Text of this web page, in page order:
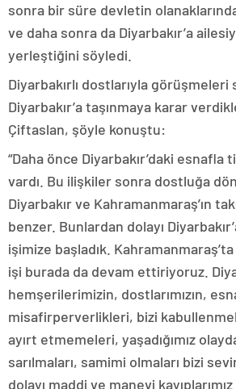
sonra bir süre devletin
ve daha sonra da Diyarbakır’a
yerleştiğini söyledi.
Diyarbakırlı dostlarıyla görüşmeleri
Diyarbakır’a taşınmaya karar
Çiftaslan, şöyle konuştu:
“Daha önce Diyarbakır’daki
vardı. Bu ilişkiler sonra dostluğa
Diyarbakır ve Kahramanmaraş’ın
benzer. Bunlardan dolayı
işimize başladık.
işi burada da devam ettiriyoruz.
hemşerilerimizin, dostlarımızın,
misafirperverlikleri, bizi
ayırt etmemeleri, yaşadığımız
sarılmaları, samimi olmaları bizi
dolayı maddi ve manevi